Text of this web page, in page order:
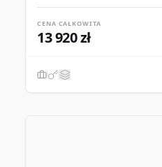
CENA CAŁKOWITA
13 920 zł